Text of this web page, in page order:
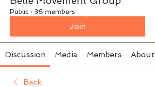
Public · 36 members
Join
Discussion Media Members About
Back